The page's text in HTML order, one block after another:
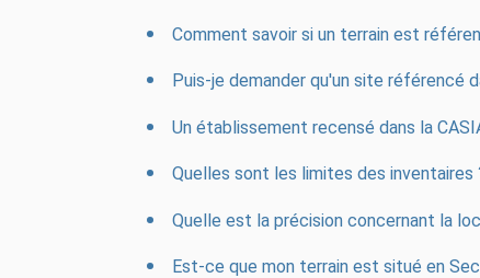
Comment savoir si un terrain est
Puis-je demander qu'un site référencé
Un établissement recensé dans la
Quelles sont les limites des inventaires
Quelle est la précision concernant la
Est-ce que mon terrain est situé en